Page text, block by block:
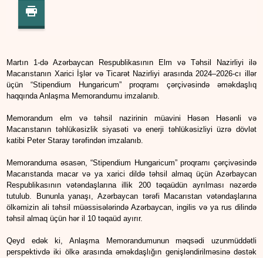
Martın 1-də Azərbaycan Respublikasının Elm və Təhsil Nazirliyi ilə
Macarıstanın Xarici İşlər və Ticarət Nazirliyi arasında 2024–2026-cı illər
üçün “Stipendium Hungaricum” proqramı çərçivəsində əməkdaşlıq
haqqında Anlaşma Memorandumu imzalanıb.
Memorandum elm və təhsil nazirinin müavini Həsən Həsənli və
Macarıstanın təhlükəsizlik siyasəti və enerji təhlükəsizliyi üzrə dövlət
katibi Peter Staray tərəfindən imzalanıb.
Memoranduma əsasən, “Stipendium Hungaricum” proqramı çərçivəsində
Macarıstanda macar və ya xarici dildə təhsil almaq üçün Azərbaycan
Respublikasının vətəndaşlarına illik 200 təqaüdün ayrılması nəzərdə
tutulub. Bununla yanaşı, Azərbaycan tərəfi Macarıstan vətəndaşlarına
ölkəmizin ali təhsil müəssisələrində Azərbaycan, ingilis və ya rus dilində
təhsil almaq üçün hər il 10 təqaüd ayırır.
Qeyd edək ki, Anlaşma Memorandumunun məqsədi uzunmüddətli
perspektivdə iki ölkə arasında əməkdaşlığın genişləndirilməsinə dəstək